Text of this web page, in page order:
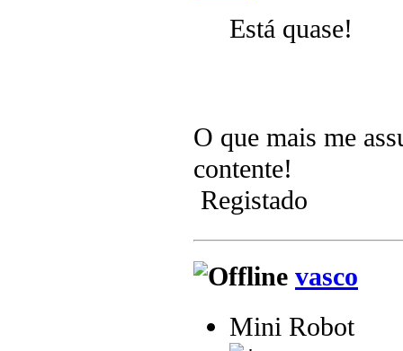
Está quase!
O que mais me
contente!
Registado
vasco
Mini Robot